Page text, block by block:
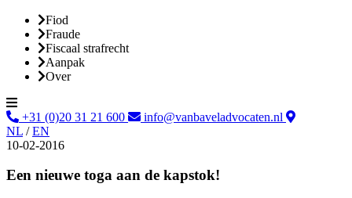
Fiod
Fraude
Fiscaal strafrecht
Aanpak
Over
+31 (0)20 31 21 600
info@vanbaveladvocaten.nl
NL / EN
10-02-2016
Een nieuwe toga aan de kapstok!